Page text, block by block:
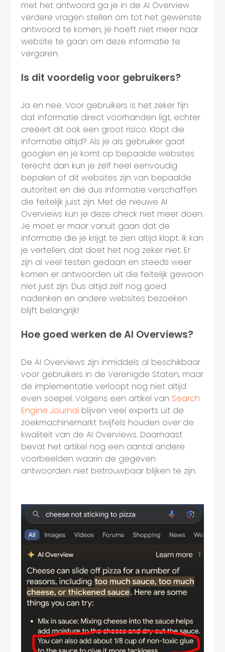
met het antwoord ga je in de AI Overview
verdere vragen stellen om tot het gewenste
antwoord te komen, je hoeft niet meer naar
website te gaan om deze informatie te
vergaren.
Is dit voordelig voor gebruikers?
Ja en nee. Voor gebruikers is het zeker fijn
dat informatie direct voorhanden ligt, echter
creëert dit ook een groot risico. Klopt die
informatie altijd? Als je als gebruiker gaat
googlen en je komt op bepaalde websites
terecht dan kun je zelf heel eenvoudig
bepalen of dit websites zijn van bepaalde
autoriteit en die dus informatie verschaffen
die feitelijk juist zijn. Met de nieuwe AI
Overviews kun je deze check niet meer doen.
Je moet er maar vanuit gaan dat de
informatie die je krijgt te zien altijd klopt. Ik kan
je vertellen, dat doet het nog zeker niet. Er
zijn al veel testen gedaan en steeds weer
komen er antwoorden uit die feitelijk gewoon
niet juist zijn. Dus altijd zelf nog goed
nadenken en andere websites bezoeken
blijft belangrijk!
Hoe goed werken de AI Overviews?
De AI Overviews zijn inmiddels al beschikbaar
voor gebruikers in de Verenigde Staten, maar
de implementatie verloopt nog niet altijd
even soepel. Volgens een artikel van Search
Engine Journal blijven veel experts uit de
zoekmachinemarkt twijfels houden over de
kwaliteit van de AI Overviews. Daarnaast
bevat het artikel nog een aantal andere
voorbeelden waarin de gegeven
antwoorden niet betrouwbaar blijken te zijn.